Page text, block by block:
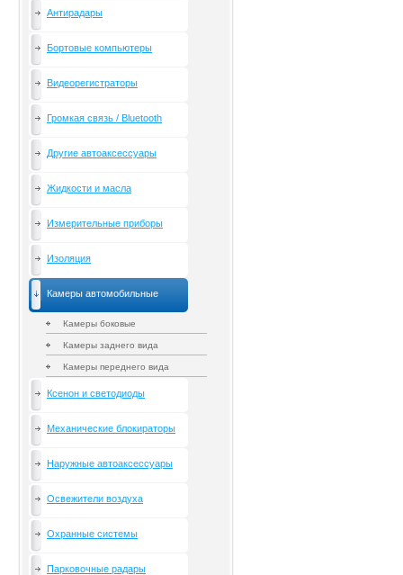
Антирадары
Бортовые компьютеры
Видеорегистраторы
Громкая связь / Bluetooth
Другие автоаксессуары
Жидкости и масла
Измерительные приборы
Изоляция
Камеры автомобильные
Камеры боковые
Камеры заднего вида
Камеры переднего вида
Ксенон и светодиоды
Механические блокираторы
Наружные автоаксессуары
Освежители воздуха
Охранные системы
Парковочные радары